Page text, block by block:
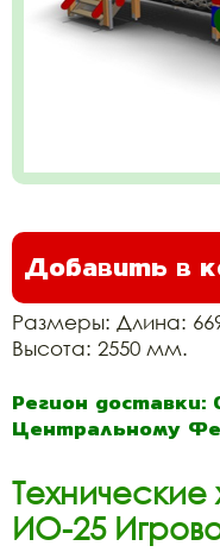
Добавить в
Размеры: Длина:
Высота: 2550 мм.
Регион
Центральному
Технические
ИО-25